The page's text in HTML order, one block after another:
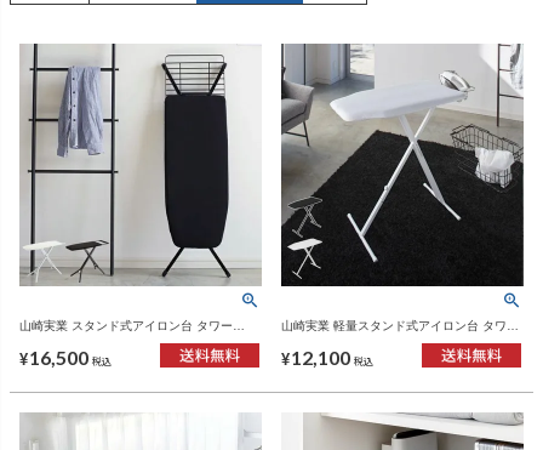
山崎実業 スタンド式アイロン台 タワー
¥16,500 税込
山崎実業 軽量スタンド式アイロン台 タワー
¥12,100 税込